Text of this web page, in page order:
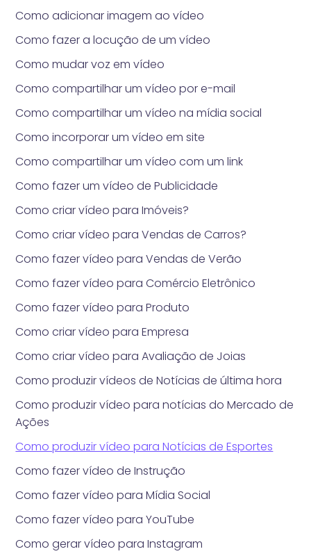
Como adicionar imagem ao vídeo
Como fazer a locução de um vídeo
Como mudar voz em vídeo
Como compartilhar um vídeo por e-mail
Como compartilhar um vídeo na mídia social
Como incorporar um vídeo em site
Como compartilhar um vídeo com um link
Como fazer um vídeo de Publicidade
Como criar vídeo para Imóveis?
Como criar vídeo para Vendas de Carros?
Como fazer vídeo para Vendas de Verão
Como fazer vídeo para Comércio Eletrônico
Como fazer vídeo para Produto
Como criar vídeo para Empresa
Como criar vídeo para Avaliação de Joias
Como produzir vídeos de Notícias de última hora
Como produzir vídeo para notícias do Mercado de
Ações
Como produzir vídeo para Notícias de Esportes
Como fazer vídeo de Instrução
Como fazer vídeo para Mídia Social
Como fazer vídeo para YouTube
Como gerar vídeo para Instagram